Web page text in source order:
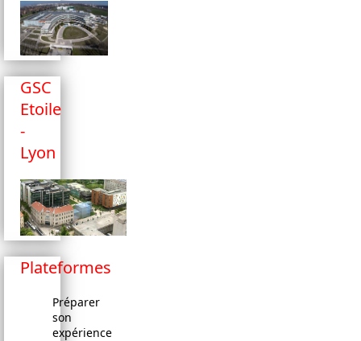
GSC
Etoile
-
Lyon
Plateformes
Préparer
son
expérience